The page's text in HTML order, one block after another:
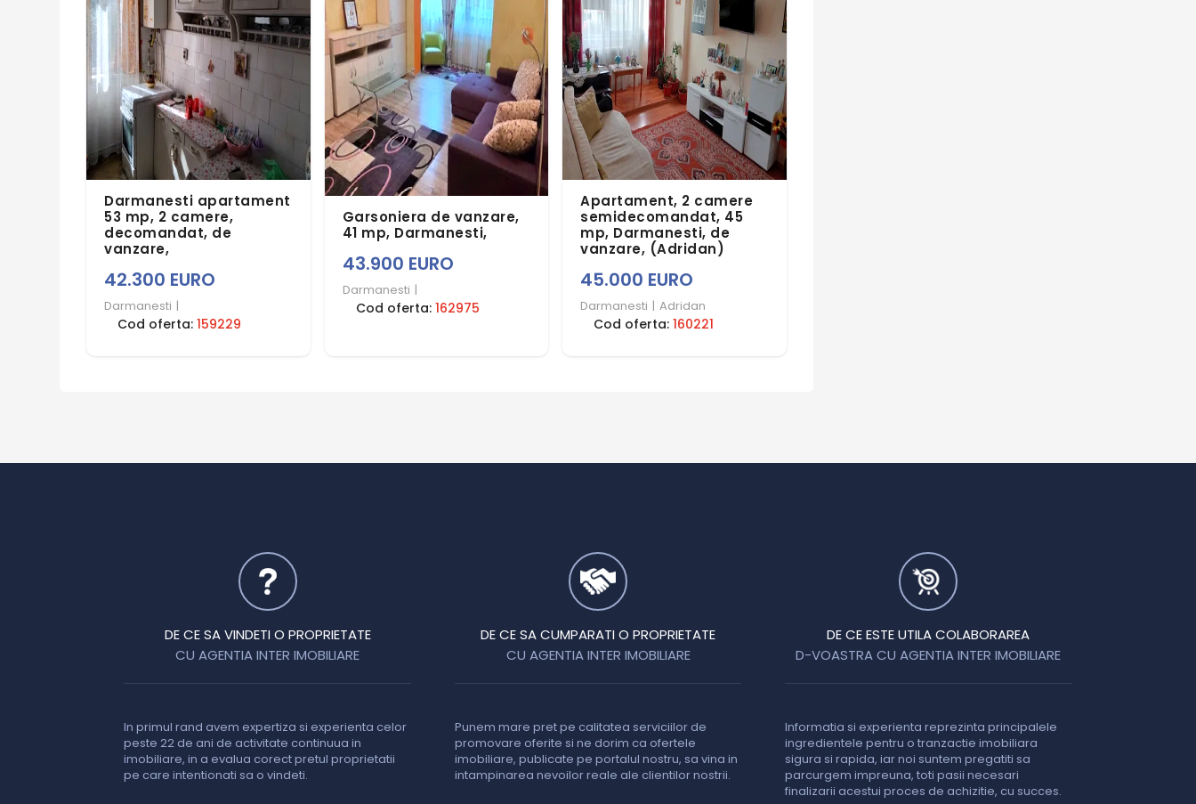
Darmanesti apartament
53 mp, 2 camere,
decomandat, de
vanzare,
42.300 EURO
Darmanesti |
Cod oferta:159229
Garsoniera de vanzare,
41 mp, Darmanesti,
43.900 EURO
Darmanesti |
Cod oferta: 162975
Apartament, 2 camere
semidecomandat, 45
mp, Darmanesti, de
vanzare, (Adridan)
45.000 EURO
Darmanesti | Adridan
Cod oferta:160221
DE CE SA VINDETI O PROPRIETATE
CU AGENTIA INTER IMOBILIARE
In primul rand avem expertiza si experienta celor
peste 22 de ani de activitate continuua in
imobiliare, in a evalua corect pretul proprietatii
pe care intentionati sa o vindeti.
DE CE SA CUMPARATI O PROPRIETATE
CU AGENTIA INTER IMOBILIARE
Punem mare pret pe calitatea serviciilor de
promovare oferite si ne dorim ca ofertele
imobiliare, publicate pe portalul nostru, sa vina in
intampinarea nevoilor reale ale clientilor nostrii.
DE CE ESTE UTILA COLABORAREA
D-VOASTRA CU AGENTIA INTER IMOBILIARE
Informatia si experienta reprezinta principalele
ingredientele pentru o tranzactie imobiliara
sigura si rapida, iar noi suntem pregatiti sa
parcurgem impreuna, toti pasii necesari
finalizarii acestui proces de achizitie, cu succes.